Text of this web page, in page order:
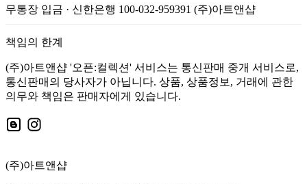
무통장 입금 · 신한은행 100-032-959391 (주)아트앤샵
책임의 한계
(주)아트앤샵 '오픈:컬렉션' 서비스는 통신판매 중개 서비스로,
통신판매의 당사자가 아닙니다. 상품, 상품정보, 거래에 관한
의무와 책임은 판매자에게 있습니다.
(주)아트앤샵